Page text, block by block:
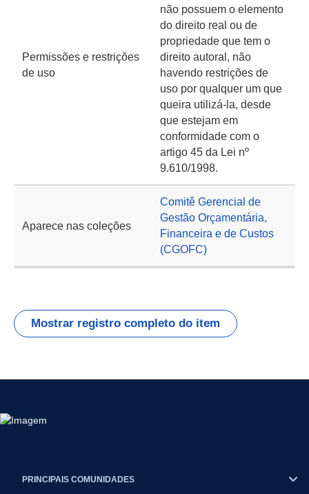
Permissões e restrições
de uso
não possuem o elemento
do direito real ou de
propriedade que tem o
direito autoral, não
havendo restrições de
uso por qualquer um que
queira utilizá-la, desde
que estejam em
conformidade com o
artigo 45 da Lei nº
9.610/1998.
Aparece nas coleções
Comitê Gerencial de
Gestão Orçamentária,
Financeira e de Custos
(CGOFC)
Mostrar registro completo do item
PRINCIPAIS COMUNIDADES